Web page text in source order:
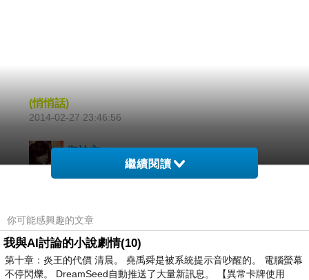
(悄悄話)
2014-02-27 23:46:56
御神主
2014-02-26 22:03:28
堂樓蘭馨今何在，詩情長伴松風頌，
仙塵獨奏水龍吟，微微悠悠醉沉意，
塵丗浮華亦如夢，子夜幽歌訴衷情，
繼續閱讀
你可能感興趣的文章
我與AI討論的小說劇情(10)
第十章：炎王的代價 清晨。 堯禹舜是被系統提示音吵醒的。 電腦螢幕
不停閃爍。 DreamSeed自動推送了大量新訊息。 【異常卡牌使用